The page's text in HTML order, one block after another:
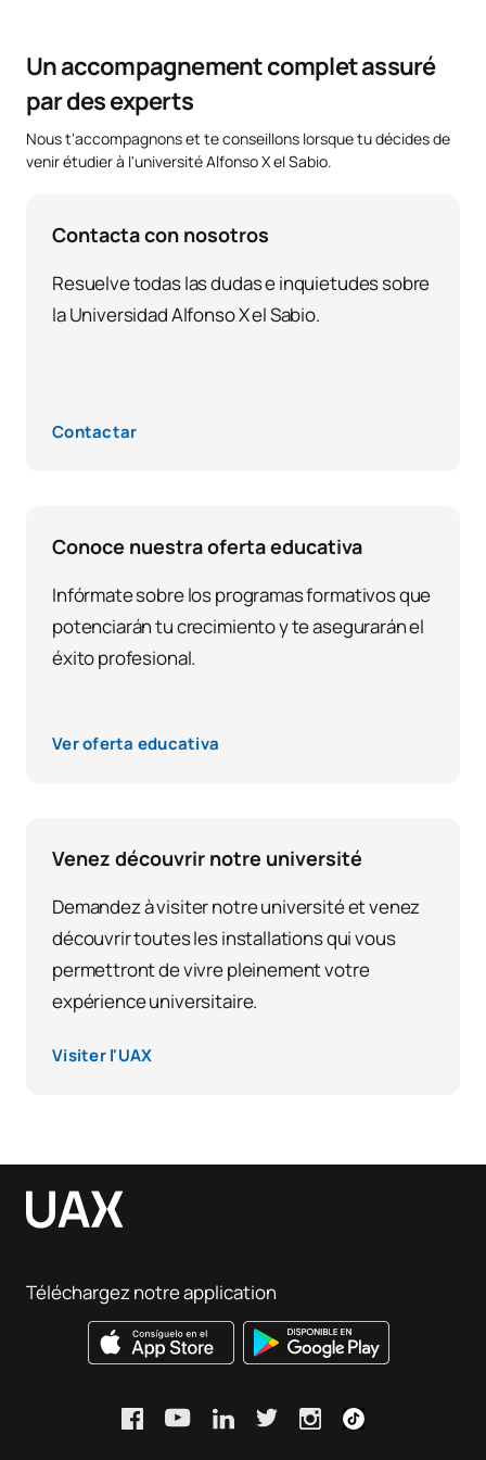
Un accompagnement complet assuré
par des experts
Nous t'accompagnons et te conseillons lorsque tu décides de
venir étudier à l'université Alfonso X el Sabio.
Contacta con nosotros
Resuelve todas las dudas e inquietudes sobre
la Universidad Alfonso X el Sabio.
Contactar
Conoce nuestra oferta educativa
Infórmate sobre los programas formativos que
potenciarán tu crecimiento y te asegurarán el
éxito profesional.
Ver oferta educativa
Venez découvrir notre université
Demandez à visiter notre université et venez
découvrir toutes les installations qui vous
permettront de vivre pleinement votre
expérience universitaire.
Visiter l'UAX
Téléchargez notre application